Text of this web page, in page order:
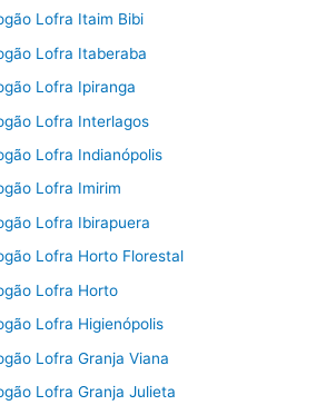
Lofra Itaim Bibi
Lofra Itaberaba
Lofra Ipiranga
Lofra Interlagos
Lofra Indianópolis
Lofra Imirim
Lofra Ibirapuera
Lofra Horto Florestal
Lofra Horto
Lofra Higienópolis
Lofra Granja Viana
Lofra Granja Julieta